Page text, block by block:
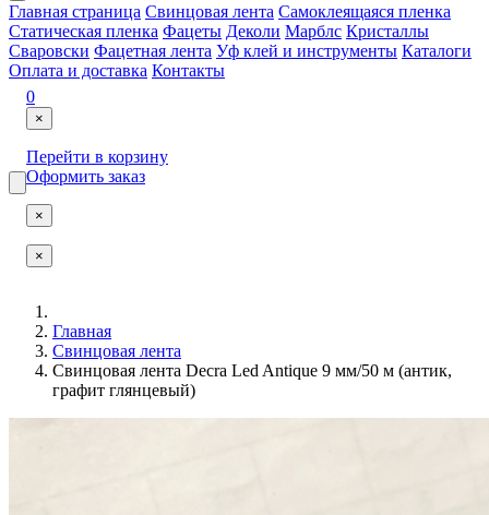
Главная страница Свинцовая лента Самоклеящаяся пленка
Статическая пленка Фацеты Деколи Марблс Кристаллы
Сваровски Фацетная лента Уф клей и инструменты Каталоги
Оплата и доставка Контакты
0
×
Перейти в корзину
Оформить заказ
×
×
Главная
Свинцовая лента
Свинцовая лента Decra Led Antique 9 мм/50 м (антик,
графит глянцевый)